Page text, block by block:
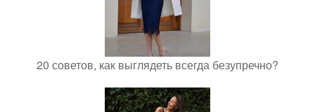
20 советов, как выглядеть всегда безупречно?